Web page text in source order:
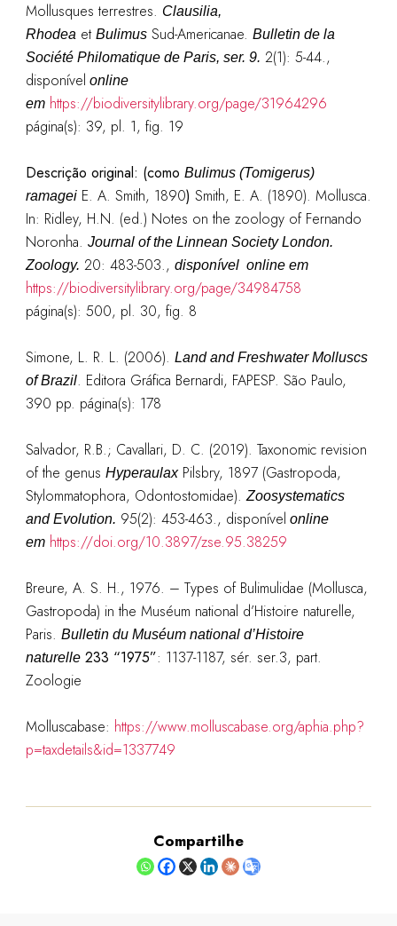
Mollusques terrestres. Clausilia,
Rhodeaet BulimusSud-Americanae. Bulletin de la
Société Philomatique de Paris, ser. 9. 2(1): 5-44.,
disponível online
em https://biodiversitylibrary.org/page/31964296
página(s): 39, pl. 1, fig. 19
Descrição original: (como Bulimus (Tomigerus)
ramageiE. A. Smith, 1890) Smith, E. A. (1890). Mollusca.
In: Ridley, H.N. (ed.) Notes on the zoology of Fernando
Noronha. Journal of the Linnean Society London.
Zoology. 20: 483-503., disponível online em
https://biodiversitylibrary.org/page/34984758
página(s): 500, pl. 30, fig. 8
Simone, L. R. L. (2006). Land and Freshwater Molluscs
of Brazil. Editora Gráfica Bernardi, FAPESP. São Paulo,
390 pp. página(s): 178
Salvador, R.B.; Cavallari, D. C. (2019). Taxonomic revision
of the genus HyperaulaxPilsbry, 1897 (Gastropoda,
Stylommatophora, Odontostomidae).Zoosystematics
and Evolution. 95(2): 453-463., disponível online
em https://doi.org/10.3897/zse.95.38259
Breure, A. S. H., 1976. – Types of Bulimulidae (Mollusca,
Gastropoda) in the Muséum national d’Histoire naturelle,
Paris. Bulletin du Muséum national d’Histoire
naturelle 233 “1975”: 1137-1187, sér. ser.3, part.
Zoologie
Molluscabase: https://www.molluscabase.org/aphia.php?
p=taxdetails&id=1337749
Compartilhe